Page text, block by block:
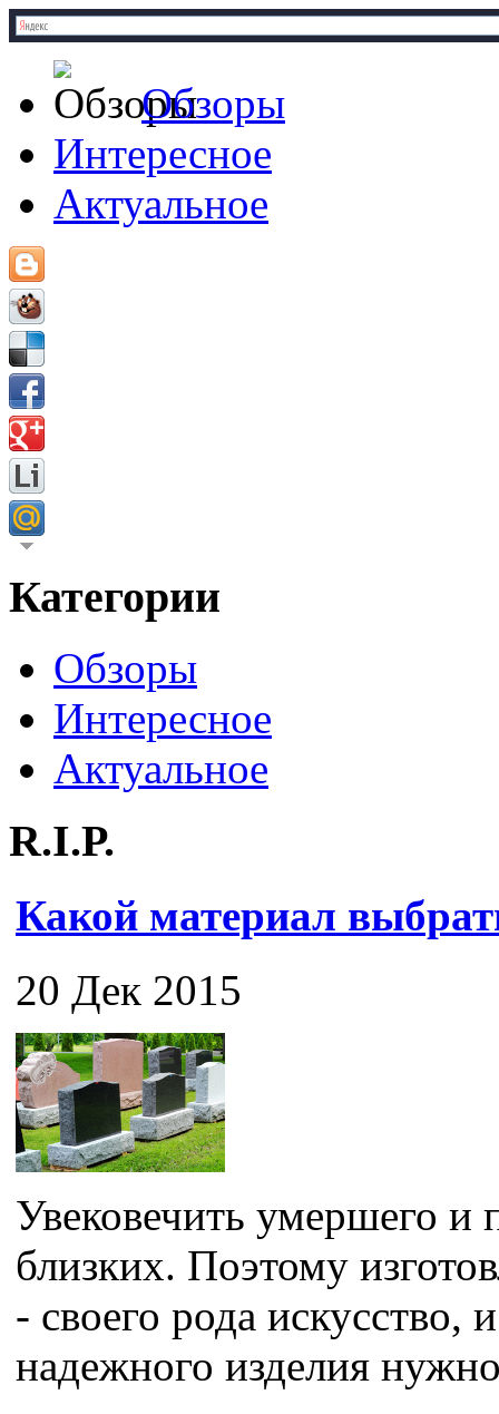
Обзоры
Интересное
Актуальное
Категории
Обзоры
Интересное
Актуальное
R.I.P.
Какой материал
20 Дек 2015
Увековечить умершего и
близких. Поэтому
- своего рода искусство,
надежного изделия